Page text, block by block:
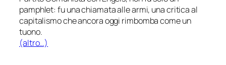
pamphlet: fu una chiamata alle armi, una critica al
capitalismo che ancora oggi rimbomba come un
tuono.
(altro…)